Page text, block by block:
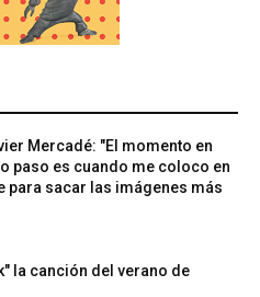
Mercadé: "El momento en
paso es cuando me coloco en
para sacar las imágenes más
la canción del verano de